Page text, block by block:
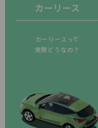
カーリース
カーリースって
実際どうなの？